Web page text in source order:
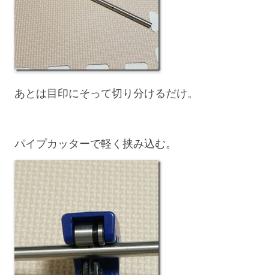
あとは目印にそって切り分けるだけ。
パイプカッターで軽く挟み込む。